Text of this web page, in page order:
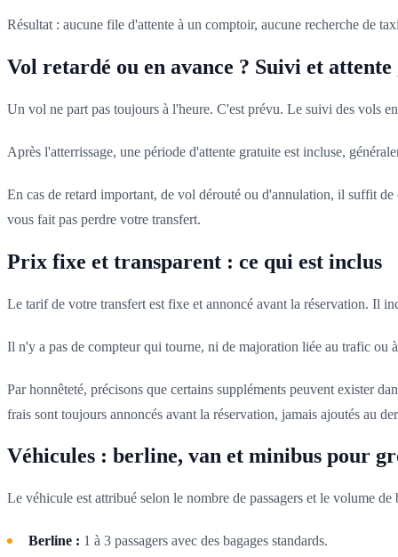
Résultat : aucune file d'attente à un comptoir, aucune recherche de
Vol retardé ou en avance ? Suivi et
Un vol ne part pas toujours à l'heure. C'est prévu. Le suivi des vols
Après l'atterrissage, une période d'attente gratuite est incluse,
En cas de retard important, de vol dérouté ou d'annulation, il suffit
vous fait pas perdre votre transfert.
Prix fixe et transparent : ce qui est inclus
Le tarif de votre transfert est fixe et annoncé avant la réservation. Il
Il n'y a pas de compteur qui tourne, ni de majoration liée au trafic ou
Par honnêteté, précisons que certains suppléments peuvent exister
frais sont toujours annoncés avant la réservation, jamais ajoutés au
Véhicules : berline, van et minibus pour
Le véhicule est attribué selon le nombre de passagers et le volume de
Berline : 1 à 3 passagers avec des bagages standards.